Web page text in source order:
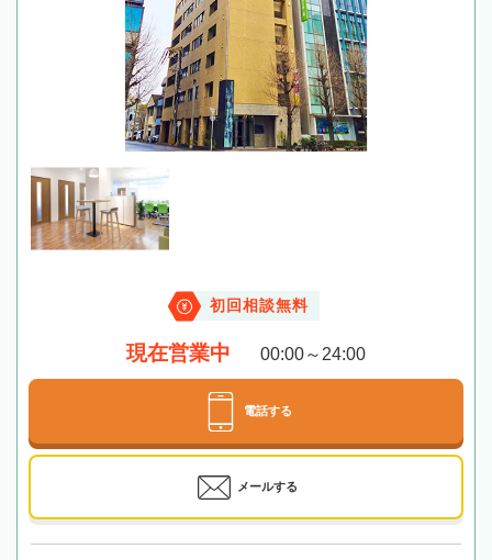
初回相談無料
現在営業中 00:00～24:00
電話する
メールする